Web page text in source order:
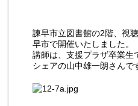
諫早市立図書館の2階、視
早市で開催いたしました。
講師は、支援プラザ卒業生
シェアの山中雄一朗さんで